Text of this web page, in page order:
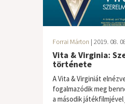
Forrai Márton | 2019. 08.
Vita & Virginia:
története
A Vita & Virginiát
fogalmazódik meg
a második